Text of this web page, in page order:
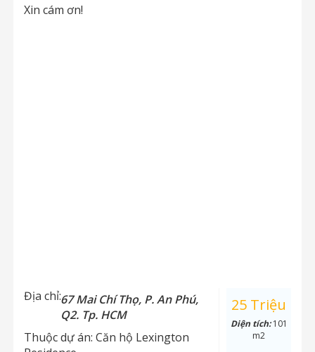
Xin cám ơn!
Địa chỉ:67 Mai Chí Thọ, P. An Phú,
Q2. Tp. HCM
Thuộc dự án: Căn hộ Lexington
25 Triệu
Diện tích:101
m2